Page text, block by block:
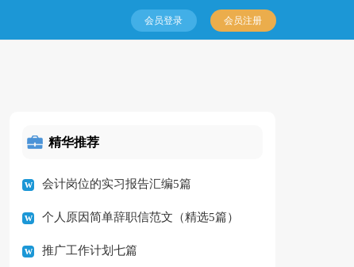
会员登录 会员注册
精华推荐
会计岗位的实习报告汇编5篇
个人原因简单辞职信范文（精选5篇）
推广工作计划七篇